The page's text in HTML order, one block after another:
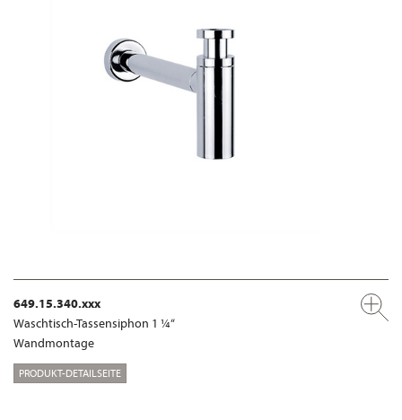
649.15.340.xxx
Waschtisch-Tassensiphon 1 ¼“
Wandmontage
PRODUKT-DETAILSEITE